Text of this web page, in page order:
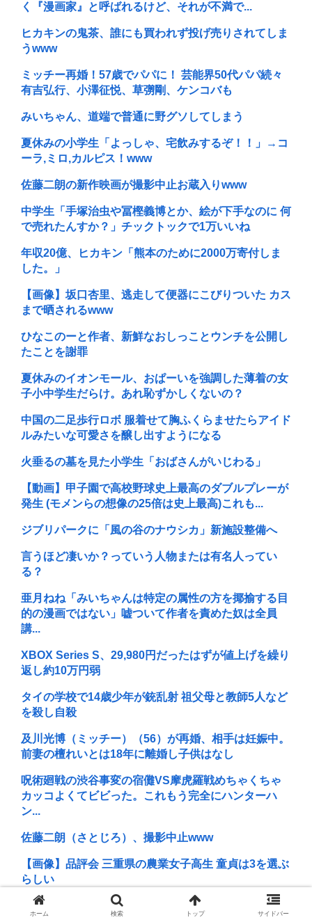
く『漫画家』と呼ばれるけど、それが不満で...
ヒカキンの鬼茶、誰にも買われず投げ売りされてしま
うwww
ミッチー再婚！57歳でパパに！ 芸能界50代パパ続々
有吉弘行、小澤征悦、草彅剛、ケンコバも
みいちゃん、道端で普通に野グソしてしまう
夏休みの小学生「よっしゃ、宅飲みするぞ！！」→コ
ーラ,ミロ,カルピス！www
佐藤二朗の新作映画が撮影中止お蔵入りwww
中学生「手塚治虫や冨樫義博とか、絵が下手なのに 何
で売れたんすか？」チックトックで1万いいね
年収20億、ヒカキン「熊本のために2000万寄付しま
した。」
【画像】坂口杏里、逃走して便器にこびりついた カス
まで晒されるwww
ひなこのーと作者、新鮮なおしっことウンチを公開し
たことを謝罪
夏休みのイオンモール、おぱーいを強調した薄着の女
子小中学生だらけ。あれ恥ずかしくないの？
中国の二足歩行ロボ 服着せて胸ふくらませたらアイド
ルみたいな可愛さを醸し出すようになる
火垂るの墓を見た小学生「おばさんがいじわる」
【動画】甲子園で高校野球史上最高のダブルプレーが
発生 (モメンらの想像の25倍は史上最高)これも...
ジブリパークに「風の谷のナウシカ」新施設整備へ
言うほど凄いか？っていう人物または有名人ってい
る？
亜月ねね「みいちゃんは特定の属性の方を揶揄する目
的の漫画ではない」嘘ついて作者を責めた奴は全員
講...
XBOX Series S、29,980円だったはずが値上げを繰り
返し約10万円弱
タイの学校で14歳少年が銃乱射 祖父母と教師5人など
を殺し自殺
及川光博（ミッチー）（56）が再婚、相手は妊娠中。
前妻の檀れいとは18年に離婚し子供はなし
呪術廻戦の渋谷事変の宿儺VS摩虎羅戦めちゃくちゃ
カッコよくてビビった。これもう完全にハンターハ
ン...
佐藤二朗（さとじろ）、撮影中止www
【画像】品評会 三重県の農業女子高生 童貞は3を選ぶ
らしい
現役JK、違和感を感じだす「女批判する奴に限って
ホーム 検索 トップ サイドバー